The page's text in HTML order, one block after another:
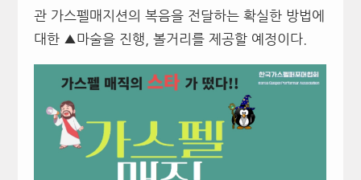
관 가스펠매지션의 복음을 전달하는 확실한 방법에
대한 ▲마술을 진행, 볼거리를 제공할 예정이다.